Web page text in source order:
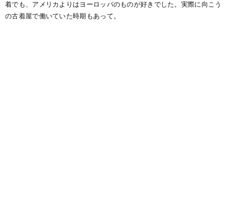
着でも、アメリカよりはヨーロッパのものが好きでした。実際に向こう
の古着屋で働いていた時期もあって。